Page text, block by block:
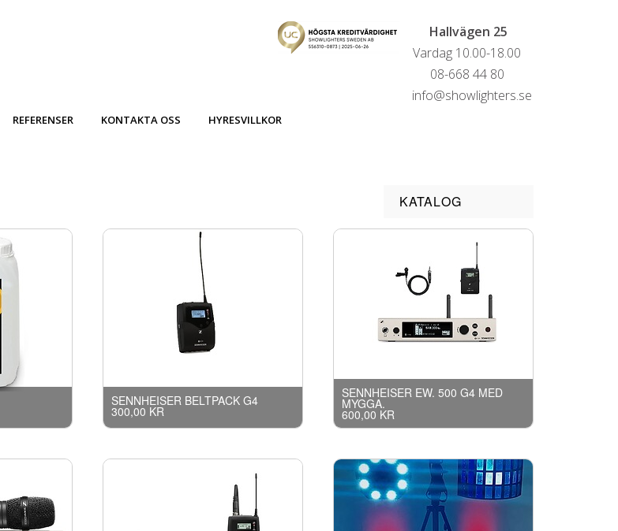
Hallvägen 25
Vardag 10.00-18.00
08-668 44 80
info@showlighters.se
REFERENSER KONTAKTA OSS HYRESVILLKOR
KATALOG
SENNHEISER BELTPACK G4
300,00 KR
SENNHEISER EW. 500 G4 MED
MYGGA.
600,00 KR